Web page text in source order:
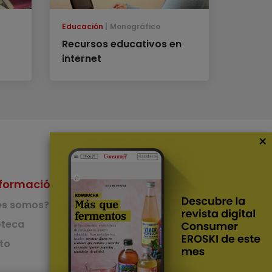
Educación Monográfico
Recursos educativos en
internet
somos?
Nuestras Apps
App de recetas
App del Camino de
×